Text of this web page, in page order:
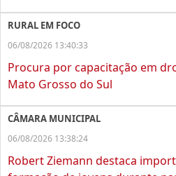
RURAL EM FOCO
06/08/2026 13:40:33
Procura por capacitação em
Mato Grosso do Sul
CÂMARA MUNICIPAL
06/08/2026 13:38:24
Robert Ziemann destaca